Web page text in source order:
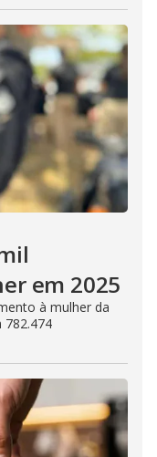
em 2025
à mulher da
782.474